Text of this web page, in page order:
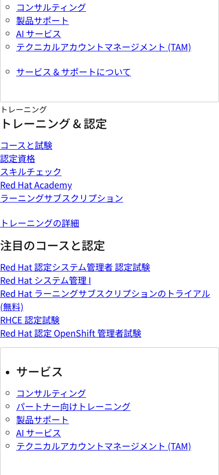
コンサルティング
製品サポート
AI サービス
テクニカルアカウントマネージメント (TAM)
サービス & サポートについて
トレーニング
トレーニング & 認定
コースと試験
認定資格
スキルチェック
Red Hat Academy
ラーニングサブスクリプション
トレーニングの詳細
注目のコースと認定
Red Hat 認定システム管理者 認定試験
Red Hat システム管理 I
Red Hat ラーニングサブスクリプションのトライアル
(無料)
RHCE 認定試験
Red Hat 認定 OpenShift 管理者試験
サービス
コンサルティング
パートナー向けトレーニング
製品サポート
AI サービス
テクニカルアカウントマネージメント (TAM)